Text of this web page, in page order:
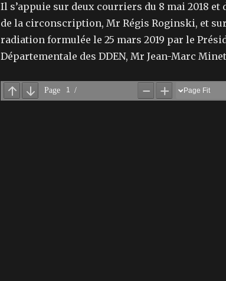
Il s’appuie sur deux courriers du 8 mai 2018 et
de la circonscription, Mr Régis Roginski, et
radiation formulée le 25 mars 2019 par le
Départementale des DDEN, Mr Jean-Marc